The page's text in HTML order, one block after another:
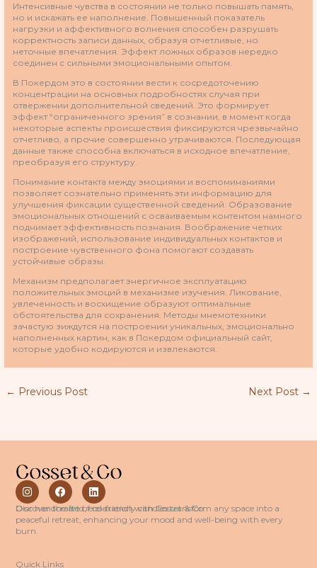
Интенсивные чувства в состоянии не только повышать память,
но и искажать ее наполнение. Повышенный показатель
нагрузки и аффективного волнения способен разрушать
корректность записи данных, образуя отчетливые, но
неточные впечатления. Эффект ложных образов нередко
соединен с сильными эмоциональными опытом.
В Покердом это в состоянии вести к сосредоточению
концентрации на основных подробностях случая при
отвержении дополнительной сведений. Это формирует
эффект “ограниченного зрения” в сознании, в момент когда
некоторые аспекты происшествия фиксируются чрезвычайно
отчетливо, а прочие совершенно утрачиваются. Последующая
данные также способна включаться в исходное впечатление,
преобразуя его структуру.
Понимание контакта между эмоциями и воспоминаниями
позволяет сознательно применять эти информацию для
улучшения фиксации существенной сведений. Образование
эмоциональных отношений с осваиваемым контентом намного
поднимает эффективность познания. Воображение четких
изображений, использование индивидуальных контактов и
построение чувственного фона помогают создавать
устойчивые образы.
Механизм предполагает энергичное эксплуатацию
положительных эмоций в механизме изучения. Ликование,
увлеченность и восхищение образуют оптимальные
обстоятельства для сохранения. Методы мнемотехники
зачастую зиждутся на построении уникальных, эмоционально
наполненных картин, как в Покердом официальный сайт,
которые удобно кодируются и извлекаются.
← Previous Post Next Post →
I
n
s
t
a
g
a
F
a
c
e
b
L
i
n
k
e
Discover the art of relaxation with Cosset & Co.
Our handcrafted, eco-friendly candles transform any space into a
peaceful retreat, enhancing your mood and well-being with every
burn.
Quick Links